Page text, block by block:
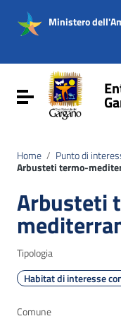
Vai al menu di
Vai al footer
Ministero
Attiva / disattiva la
Home / Punto di
Arbusteti termo-
Arbusteti
Tipologia
Habitat di interesse
Comune